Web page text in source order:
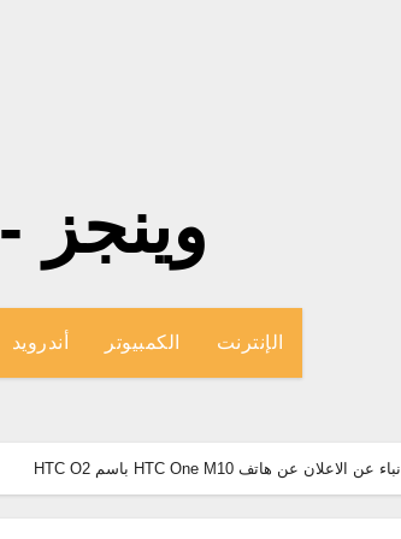
وينجز - wingiz.com
الإنترنت الكمبيوتر أندرويد
انباء عن الاعلان عن هاتف HTC One M10 باسم HTC O2